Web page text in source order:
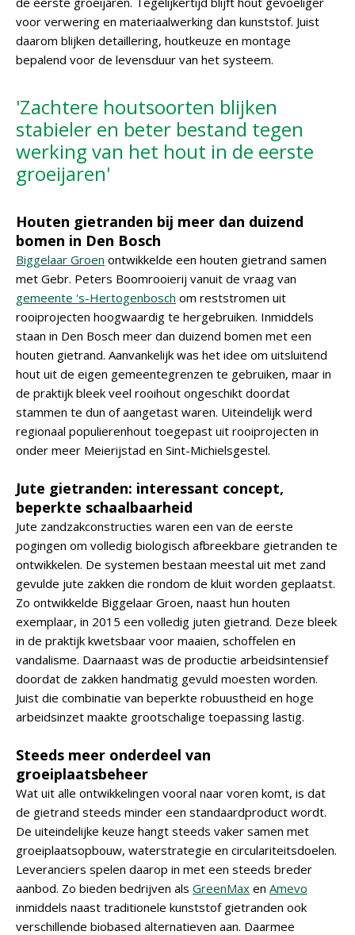
voor verwering en materiaalwerking dan kunststof. Juist
daarom blijken detaillering, houtkeuze en montage
bepalend voor de levensduur van het systeem.
'Zachtere houtsoorten blijken
stabieler en beter bestand tegen
werking van het hout in de eerste
groeijaren'
Houten gietranden bij meer dan duizend
bomen in Den Bosch
Biggelaar Groen ontwikkelde een houten gietrand samen
met Gebr. Peters Boomrooierij vanuit de vraag van
gemeente 's-Hertogenbosch om reststromen uit
rooiprojecten hoogwaardig te hergebruiken. Inmiddels
staan in Den Bosch meer dan duizend bomen met een
houten gietrand. Aanvankelijk was het idee om uitsluitend
hout uit de eigen gemeentegrenzen te gebruiken, maar in
de praktijk bleek veel rooihout ongeschikt doordat
stammen te dun of aangetast waren. Uiteindelijk werd
regionaal populierenhout toegepast uit rooiprojecten in
onder meer Meierijstad en Sint-Michielsgestel.
Jute gietranden: interessant concept,
beperkte schaalbaarheid
Jute zandzakconstructies waren een van de eerste
pogingen om volledig biologisch afbreekbare gietranden te
ontwikkelen. De systemen bestaan meestal uit met zand
gevulde jute zakken die rondom de kluit worden geplaatst.
Zo ontwikkelde Biggelaar Groen, naast hun houten
exemplaar, in 2015 een volledig juten gietrand. Deze bleek
in de praktijk kwetsbaar voor maaien, schoffelen en
vandalisme. Daarnaast was de productie arbeidsintensief
doordat de zakken handmatig gevuld moesten worden.
Juist die combinatie van beperkte robuustheid en hoge
arbeidsinzet maakte grootschalige toepassing lastig.
Steeds meer onderdeel van
groeiplaatsbeheer
Wat uit alle ontwikkelingen vooral naar voren komt, is dat
de gietrand steeds minder een standaardproduct wordt.
De uiteindelijke keuze hangt steeds vaker samen met
groeiplaatsopbouw, waterstrategie en circulariteitsdoelen.
Leveranciers spelen daarop in met een steeds breder
aanbod. Zo bieden bedrijven als GreenMax en Amevo
inmiddels naast traditionele kunststof gietranden ook
verschillende biobased alternatieven aan. Daarmee